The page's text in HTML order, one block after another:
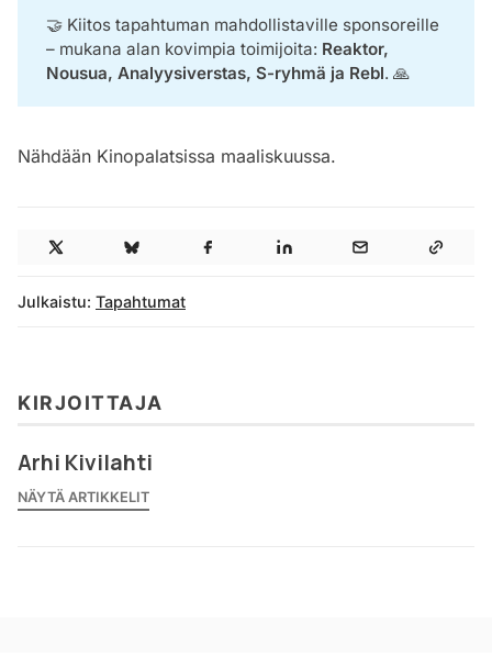
🤝 Kiitos tapahtuman mahdollistaville sponsoreille
– mukana alan kovimpia toimijoita: Reaktor,
Nousua, Analyysiverstas, S-ryhmä ja Rebl. 🙏
Nähdään Kinopalatsissa maaliskuussa.
Julkaistu: Tapahtumat
KIRJOITTAJA
Arhi Kivilahti
NÄYTÄ ARTIKKELIT